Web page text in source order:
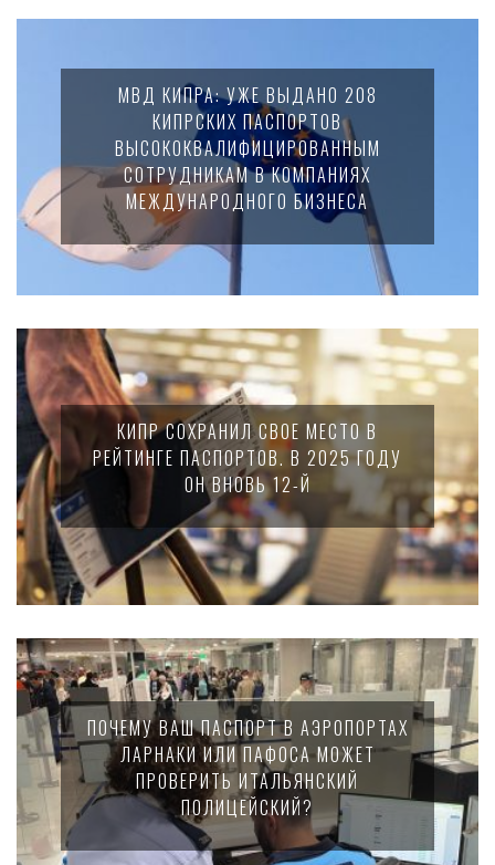
МВД КИПРА: УЖЕ ВЫДАНО 208
КИПРСКИХ ПАСПОРТОВ
ВЫСОКОКВАЛИФИЦИРОВАННЫМ
СОТРУДНИКАМ В КОМПАНИЯХ
МЕЖДУНАРОДНОГО БИЗНЕСА
КИПР СОХРАНИЛ СВОЕ МЕСТО В
РЕЙТИНГЕ ПАСПОРТОВ. В 2025 ГОДУ
ОН ВНОВЬ 12-Й
ПОЧЕМУ ВАШ ПАСПОРТ В АЭРОПОРТАХ
ЛАРНАКИ ИЛИ ПАФОСА МОЖЕТ
ПРОВЕРИТЬ ИТАЛЬЯНСКИЙ
ПОЛИЦЕЙСКИЙ?